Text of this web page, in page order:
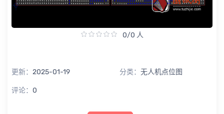
0/0 人
更新： 2025-01-19 分类： 无人机点位图
评论： 0